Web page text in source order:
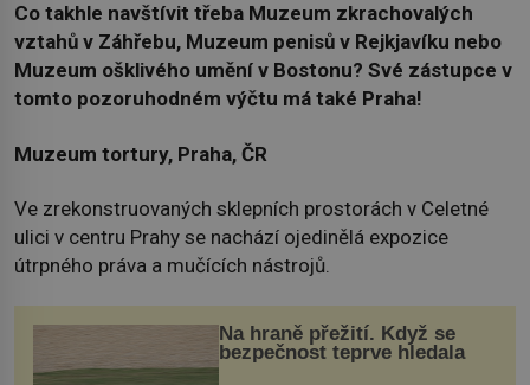
Co takhle navštívit třeba Muzeum zkrachovalých
vztahů v Záhřebu, Muzeum penisů v Rejkjavíku nebo
Muzeum ošklivého umění v Bostonu? Své zástupce v
tomto pozoruhodném výčtu má také Praha!
Muzeum tortury, Praha, ČR
Ve zrekonstruovaných sklepních prostorách v Celetné
ulici v centru Prahy se nachází ojedinělá expozice
útrpného práva a mučících nástrojů.
Na hraně přežití. Když se
bezpečnost teprve hledala